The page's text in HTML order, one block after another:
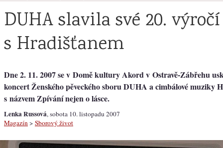
DUHA slavila své 20. výročí
s Hradišťanem
Dne 2. 11. 2007 se v Domě kultury Akord v Ostravě-Zábřehu
koncert Ženského pěveckého sboru DUHA a cimbálové muziky
s názvem Zpívání nejen o lásce.
Lenka Russová, sobota 10. listopadu 2007
Magazín > Sborový život